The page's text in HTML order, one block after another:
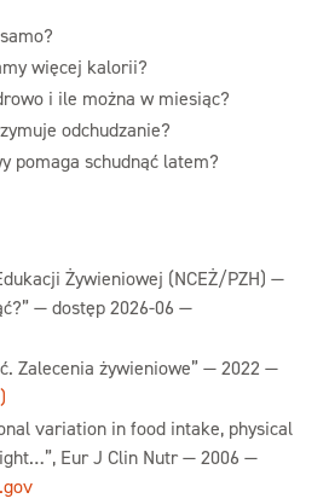
więcej kalorii?
i ile można w miesiąc?
odchudzanie?
pomaga schudnąć latem?
Żywieniowej (NCEŻ/PZH) —
— dostęp 2026-06 —
Zalecenia żywieniowe” — 2022 —
variation in food intake, physical
Eur J Clin Nutr — 2006 —